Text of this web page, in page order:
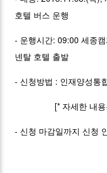
호텔 버스 운행
- 운행시간: 09:00 세종
넨탈 호텔 출발
- 신청방법 : 인재양성통
[* 자세한 내용은
- 신청 마감일까지 신청